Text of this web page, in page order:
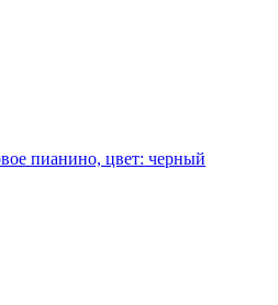
пианино, цвет: черный